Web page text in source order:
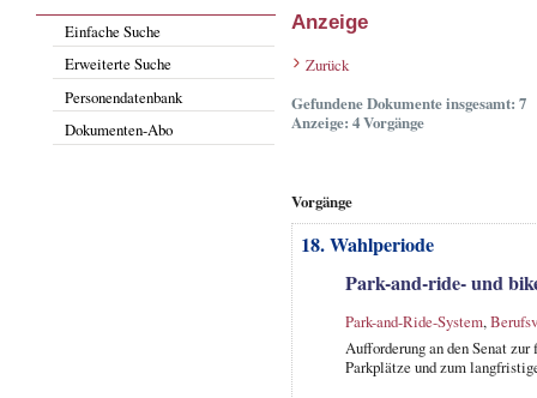
Einfache Suche
Erweiterte Suche
Personendatenbank
Dokumenten-Abo
Anzeige
Zurück
Gefundene Dokumente insgesamt: 7
Anzeige: 4 Vorgänge
Vorgänge
18. Wahlperiode
Park-and-ride- und
Park-and-Ride-System,
Aufforderung an den Senat
Parkplätze und zum